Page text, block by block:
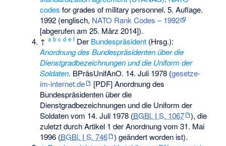
codes for grades of military personnel. 5. Auflage.
1992 (englisch, NATO Rank Codes – 1992
[abgerufen am 25. März 2014]).
↑a b c d e f Der Bundespräsident (Hrsg.):
Anordnung des Bundespräsidenten über die
Dienstgradbezeichnungen und die Uniform der
Soldaten. BPräsUnifAnO. 14. Juli 1978 (gesetze-
im-internet.de
[PDF] Anordnung des
Bundespräsidenten über die
Dienstgradbezeichnungen und die Uniform der
Soldaten vom 14. Juli 1978 (BGBl. I S. 1067
), die
zuletzt durch Artikel 1 der Anordnung vom 31. Mai
1996 (BGBl. I S. 746
) geändert worden ist).